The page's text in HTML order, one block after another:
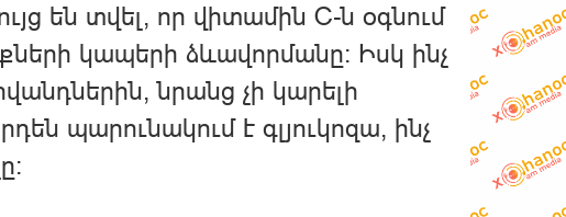
են տվել, որ վիտամին C-ն օգնում
կապերի ձևավորմանը: Իսկ ինչ
նրանց չի կարելի
պարունակում է գլյուկոզա, ինչ